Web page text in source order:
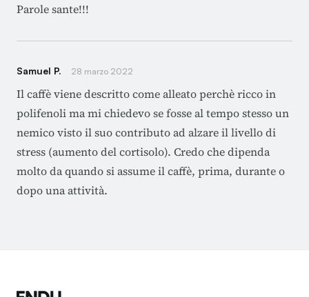
Parole sante!!!
Samuel P. 28 marzo 2022
Il caffè viene descritto come alleato perchè ricco in
polifenoli ma mi chiedevo se fosse al tempo stesso un
nemico visto il suo contributo ad alzare il livello di
stress (aumento del cortisolo). Credo che dipenda
molto da quando si assume il caffè, prima, durante o
dopo una attività.